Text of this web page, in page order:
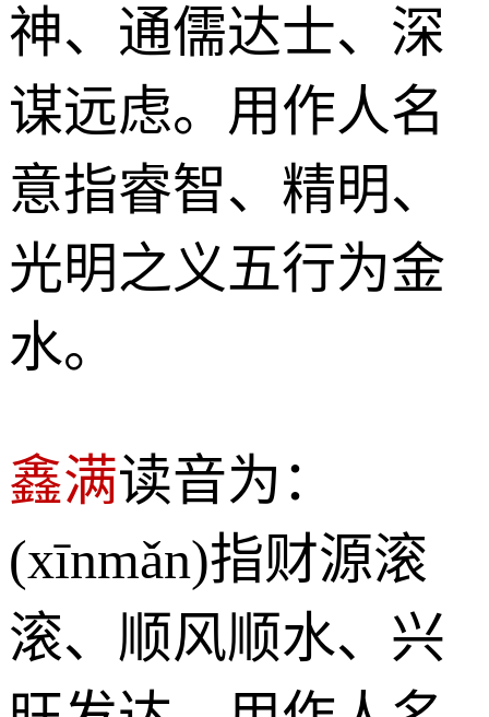
神、通儒达士、深
谋远虑。用作人名
意指睿智、精明、
光明之义五行为金
水。
鑫满读音为：
(xīnmǎn)指财源滚
滚、顺风顺水、兴